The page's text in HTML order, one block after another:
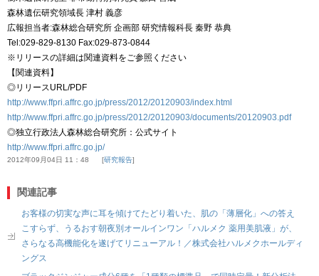
森林遺伝研究領域長 津村 義彦
広報担当者:森林総合研究所 企画部 研究情報科長 秦野 恭典
Tel:029-829-8130 Fax:029-873-0844
※リリースの詳細は関連資料をご参照ください
【関連資料】
◎リリースURL/PDF
http://www.ffpri.affrc.go.jp/press/2012/20120903/index.html
http://www.ffpri.affrc.go.jp/press/2012/20120903/documents/20120903.pdf
◎独立行政法人森林総合研究所：公式サイト
http://www.ffpri.affrc.go.jp/
2012年09月04日 11：48 研究報告
関連記事
お客様の切実な声に耳を傾けてたどり着いた、肌の「薄層化」への答え
こすらず、うるおす朝夜別オールインワン「ハルメク 薬用美肌液」が、
さらなる高機能化を遂げてリニューアル！／株式会社ハルメクホールディ
ングス